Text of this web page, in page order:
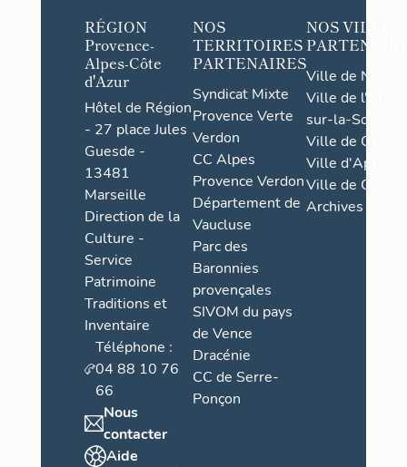
RÉGION
Provence-
Alpes-Côte
d'Azur
Hôtel de Région
- 27 place Jules
Guesde -
13481
Marseille
Direction de la
Culture -
Service
Patrimoine
Traditions et
Inventaire
Téléphone :
04 88 10 76
66
Nous
contacter
Aide
NOS
TERRITOIRES
PARTENAIRES
Syndicat Mixte
Provence Verte
Verdon
CC Alpes
Provence Verdon
Département de
Vaucluse
Parc des
Baronnies
provençales
SIVOM du pays
de Vence
Dracénie
CC de Serre-
Ponçon
NOS VILLES
Ville de Nice
Ville de l'Isle-
sur-la-Sorgue
Ville de Grasse
Ville d'Apt
Ville de
Archives